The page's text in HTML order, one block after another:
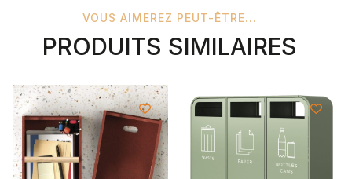
VOUS AIMEREZ PEUT-ÊTRE...
PRODUITS SIMILAIRES